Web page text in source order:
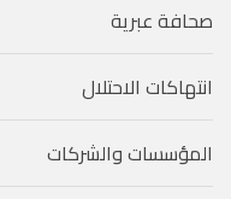
صحافة عبرية
انتهاكات الاحتلال
المؤسسات والشركات